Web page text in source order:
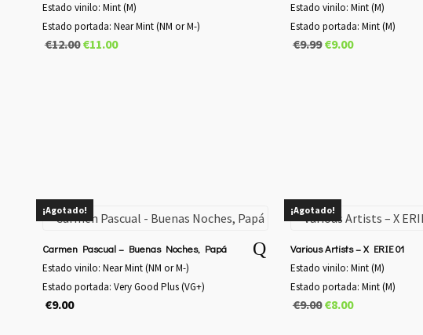
Estado vinilo: Mint (M)
Estado portada: Near Mint (NM or M-)
€12.00 El
€11.00El
Estado vinilo: Mint (M)
Estado portada: Mint (M)
€9.99 El
€9.00El
¡Agotado!
Carmen Pascual – Buenas Noches, Papá
Estado vinilo: Near Mint (NM or M-)
Estado portada: Very Good Plus (VG+)
€9.00
¡Agotado!
Various Artists ‎– X ERIE 01
Estado vinilo: Mint (M)
Estado portada: Mint (M)
€9.00 El
€8.00El